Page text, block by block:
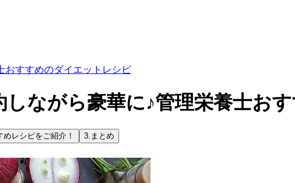
おすすめのダイエットレシピ
しながら豪華に♪管理栄養士お
レシピをご紹介！ 3. まとめ